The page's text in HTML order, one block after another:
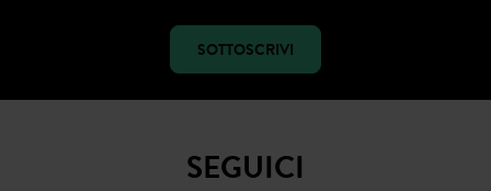
SOTTOSCRIVI
SEGUICI